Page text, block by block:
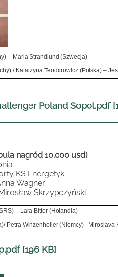
– Maria Strandlund (Szwecja)
/ Katarzyna Teodorowicz (Polska) –
Poland Sopot.pdf
nagród 10.000 usd)
KS Energetyk
Wagner
Mirosław Skrzypczyński
– Lara Bitter (Holandia)
Petra Winzenholler (Niemcy) - Miroslava
[196 KB]